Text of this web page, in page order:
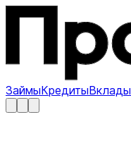
ЗаймыКредитыВклады